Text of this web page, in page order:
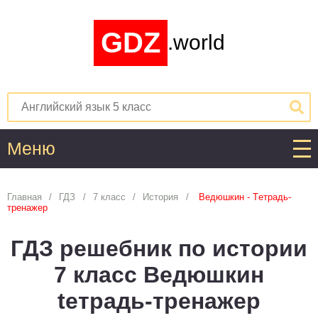
GDZ .world
Меню
1
2
Английский язык
3 4 5 6 7 8 9 10
Астрономия
Главная ГДЗ 7 класс История
Ведюшкин - Tетрадь-
тренажер
ГДЗ решебник по истории
7 класс Ведюшкин
tетрадь-тренажер